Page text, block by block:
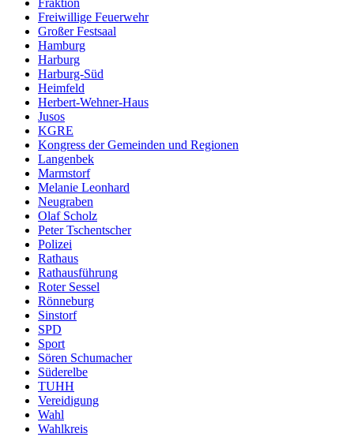
Fraktion
Freiwillige Feuerwehr
Großer Festsaal
Hamburg
Harburg
Harburg-Süd
Heimfeld
Herbert-Wehner-Haus
Jusos
KGRE
Kongress der Gemeinden und Regionen
Langenbek
Marmstorf
Melanie Leonhard
Neugraben
Olaf Scholz
Peter Tschentscher
Polizei
Rathaus
Rathausführung
Roter Sessel
Rönneburg
Sinstorf
SPD
Sport
Sören Schumacher
Süderelbe
TUHH
Vereidigung
Wahl
Wahlkreis